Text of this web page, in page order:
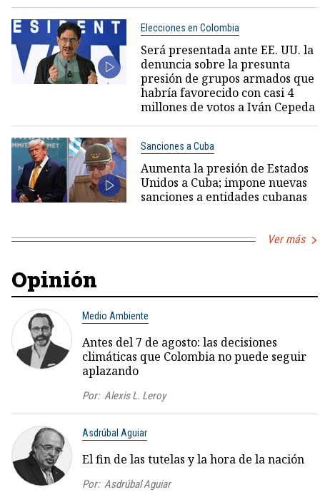
Elecciones en Colombia
Será presentada ante EE. UU. la
denuncia sobre la presunta
presión de grupos armados que
habría favorecido con casi 4
millones de votos a Iván Cepeda
Sanciones a Cuba
Aumenta la presión de Estados
Unidos a Cuba; impone nuevas
sanciones a entidades cubanas
Ver más
Opinión
Medio Ambiente
Antes del 7 de agosto: las decisiones
climáticas que Colombia no puede seguir
aplazando
Por: Alexis L. Leroy
Asdrúbal Aguiar
El fin de las tutelas y la hora de la nación
Por: Asdrúbal Aguiar